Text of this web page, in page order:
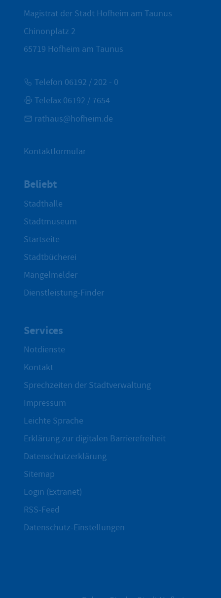
Magistrat der Stadt Hofheim am Taunus
Chinonplatz 2
65719 Hofheim am Taunus
Telefon 06192 / 202 - 0
Telefax 06192 / 7654
rathaus@hofheim.de
Kontaktformular
Beliebt
Stadthalle
Stadtmuseum
Startseite
Stadtbücherei
Mängelmelder
Dienstleistung-Finder
Services
Notdienste
Kontakt
Sprechzeiten der Stadtverwaltung
Impressum
Leichte Sprache
Erklärung zur digitalen Barrierefreiheit
Datenschutzerklärung
Sitemap
Login (Extranet)
RSS-Feed
Datenschutz-Einstellungen